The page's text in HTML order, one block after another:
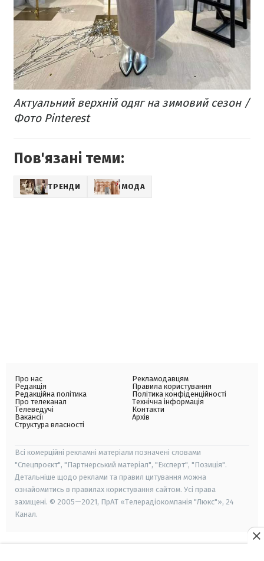
Актуальний верхній одяг на зимовий сезон /
Фото Pinterest
Пов'язані теми:
ТРЕНДИ МОДА
Про нас
Редакція
Редакційна політика
Про телеканал
Телеведучі
Вакансії
Структура власності
Рекламодавцям
Правила користування
Політика конфіденційності
Технічна інформація
Контакти
Архів
Всі комерційні рекламні матеріали позначені словами
"Спецпроєкт", "Партнерський матеріал", "Експерт", "Позиція".
Детальніше щодо реклами та правил цитування можна
ознайомитись в правилах користування сайтом. Усі права
захищені. © 2005—2021, ПрАТ «Телерадіокомпанія "Люкс"», 24
Канал.